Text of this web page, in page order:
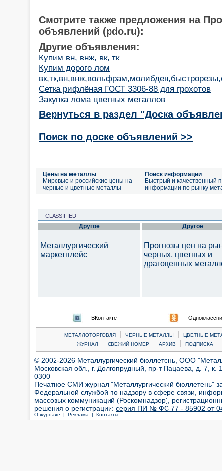
Смотрите также предложения на
объявлений (pdo.ru):
Другие объявления:
Купим вн, внж, вк, тк
Купим дорого лом
Сетка рифлёная ГОСТ 3306-88 для грохотов
Закупка лома цветных металлов
Вернуться в раздел "Доска
Поиск по доске объявлений >>
Цены на металлы
Мировые и российские цены на
черные и цветные металлы
Поиск информации
Быстрый и качественный
информации по рынку
CLASSIFIED
Другое
Металлургический
маркетплейс
Другое
Прогнозы цен на
черных, цветных и
драгоценных
ВКонтакте
МЕТАЛЛОТОРГОВЛЯ | ЧЕРНЫЕ МЕТАЛЛЫ |
ЦВЕТНЫЕ
ЖУРНАЛ
| СВЕЖИЙ НОМЕР | АРХИВ | ПОДПИСКА |
© 2002-2026 Металлургический бюллетень, ООО
Московская обл., г. Долгопрудный, пр-т Пацаева, д. 7,
0300
Печатное СМИ журнал "Металлургический бюллетень"
Федеральной службой по надзору в сфере связи,
массовых коммуникаций (Роскомнадзор),
решения о регистрации: серия ПИ № ФС 77 - 85902 от 04
О журнале | Реклама | Контакты